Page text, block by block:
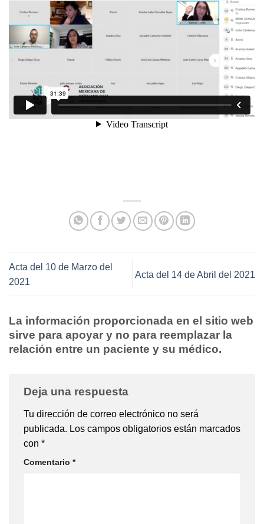
Acta del 10 de Marzo del
2021
Acta del 14 de Abril del 2021
La información proporcionada en el sitio web
sirve para apoyar y no para reemplazar la
relación entre un paciente y su médico.
Deja una respuesta
Tu dirección de correo electrónico no será
publicada. Los campos obligatorios están marcados
con *
Comentario *